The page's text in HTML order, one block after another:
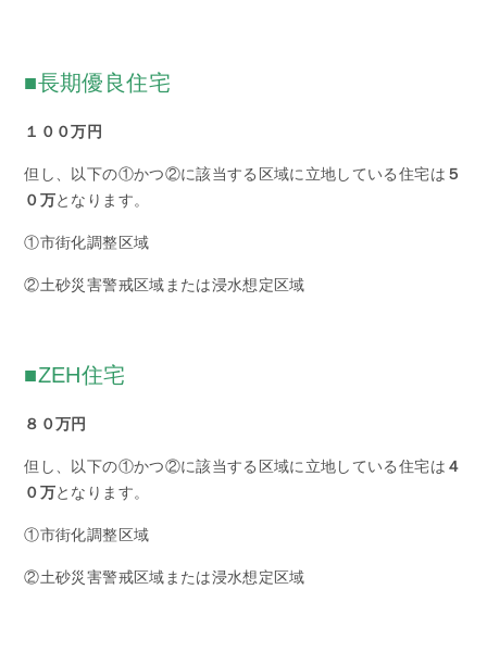
■長期優良住宅
１００万円
但し、以下の①かつ②に該当する区域に立地している住宅は ５
０万となります。
①市街化調整区域
②土砂災害警戒区域または浸水想定区域
■ZEH住宅
８０万円
但し、以下の①かつ②に該当する区域に立地している住宅は ４
０万となります。
①市街化調整区域
②土砂災害警戒区域または浸水想定区域